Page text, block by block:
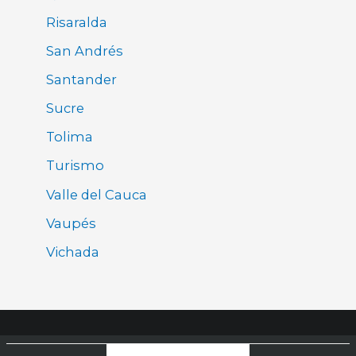
Risaralda
San Andrés
Santander
Sucre
Tolima
Turismo
Valle del Cauca
Vaupés
Vichada